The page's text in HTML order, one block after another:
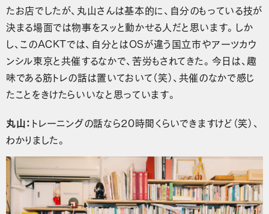
たお店でしたが、丸山さんは基本的に、自分のもっている技が
決まる場面では物事をスッと動かせる人だと思います。しか
し、このACKTでは、自分とはOSが違う国立市やアーツカウ
ンシル東京と共催するなかで、苦労もされてきた。今日は、趣
味である筋トレの話は置いておいて（笑）、共催のなかで感じ
たことをきけたらいいなと思っています。
丸山： トレーニングの話なら20時間くらいできますけど（笑）、
わかりました。